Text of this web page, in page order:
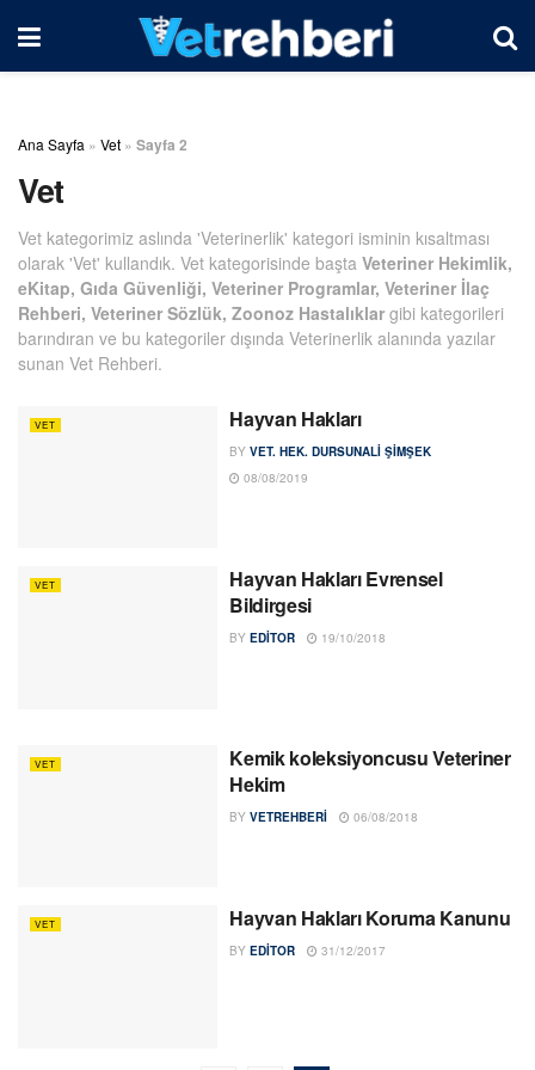
Ana Sayfa » Vet » Sayfa 2
Vet
Vet kategorimiz aslında 'Veterinerlik' kategori isminin kısaltması
olarak 'Vet' kullandık. Vet kategorisinde başta Veteriner Hekimlik,
eKitap, Gıda Güvenliği, Veteriner Programlar, Veteriner İlaç
Rehberi, Veteriner Sözlük, Zoonoz Hastalıklar gibi kategorileri
barındıran ve bu kategoriler dışında Veterinerlik alanında yazılar
sunan Vet Rehberi.
VET Hayvan Hakları
BY VET. HEK. DURSUNALI ŞIMŞEK
08/08/2019
VET
Hayvan Hakları Evrensel
Bildirgesi
BY EDITOR 19/10/2018
VET
Kemik koleksiyoncusu Veteriner
Hekim
BY VETREHBERI 06/08/2018
VET Hayvan Hakları Koruma Kanunu
BY EDITOR 31/12/2017